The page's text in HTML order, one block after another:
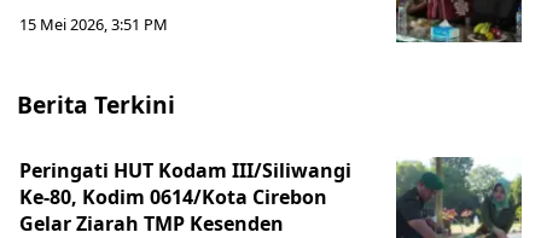
15 Mei 2026, 3:51 PM
Berita Terkini
Peringati HUT Kodam III/Siliwangi
Ke-80, Kodim 0614/Kota Cirebon
Gelar Ziarah TMP Kesenden